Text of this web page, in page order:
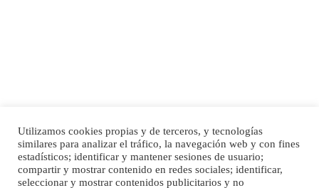
SHIBA PERDIDO AVDA JOSE MESA Y LOPEZ
PERRO MACHO RAZA SHIBA CON MICROCHIP PERDIDO HOY 06/07/2025 ZONA
MESA Y LOPEZ. ES MUY ASUSTADIZO
Leales.org » Gran Canaria | 6.7.2025
Inicio Publicidad
Política de privacidad
Aviso Legal
Cláusula de Cookies
Utilizamos cookies propias y de terceros, y tecnologías
similares para analizar el tráfico, la navegación web y con fines
estadísticos; identificar y mantener sesiones de usuario;
compartir y mostrar contenido en redes sociales; identificar,
seleccionar y mostrar contenidos publicitarios y no